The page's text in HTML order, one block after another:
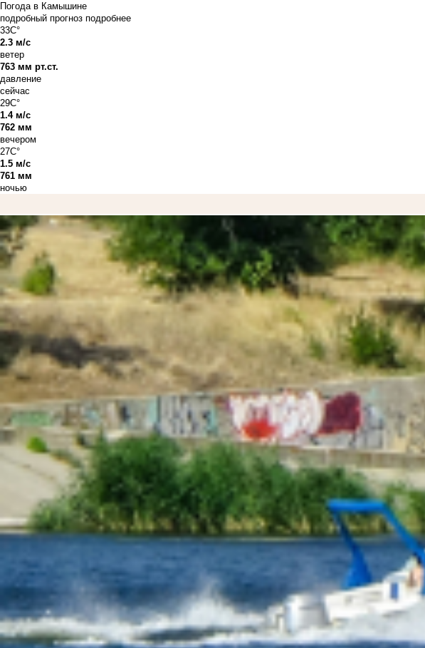
Погода в Камышине
подробный прогноз подробнее
33C°
2.3 м/с
ветер
763 мм рт.ст.
давление
сейчас
29C°
1.4 м/с
762 мм
вечером
27C°
1.5 м/с
761 мм
ночью